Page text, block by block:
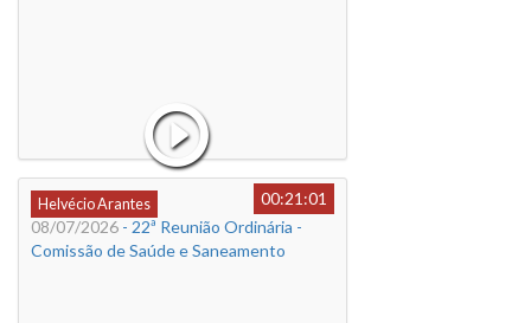
Helvécio Arantes
00:21:01
08/07/2026 - 22ª Reunião Ordinária -
Comissão de Saúde e Saneamento